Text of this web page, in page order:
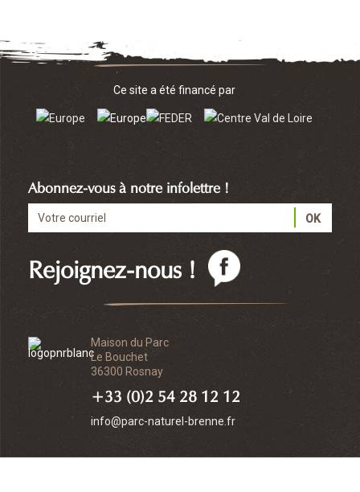
Maison du Parc
Le Bouchet
36300 Rosnay
+33 (0)2 54 28 12 12
info@parc-naturel-brenne.fr
Rejoignez-nous !
Abonnez-vous à notre infolettre !
Ce site a été financé par